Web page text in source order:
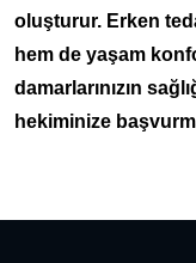
oluşturur. Erken
hem de yaşam
damarlarınızın
hekiminize